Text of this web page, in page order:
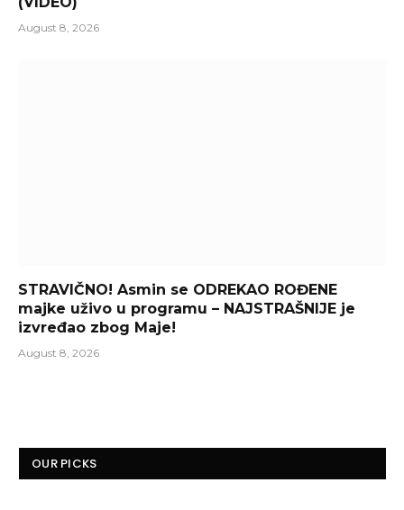
August 8, 2026
STRAVIČNO! Asmin se ODREKAO ROĐENE
majke uživo u programu – NAJSTRAŠNIJE je
izvređao zbog Maje!
August 8, 2026
OUR PICKS